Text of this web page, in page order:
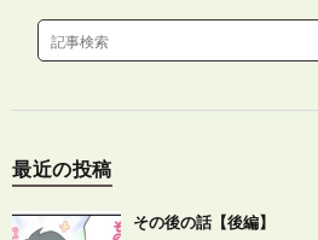
最近の投稿
その後の話【後編】